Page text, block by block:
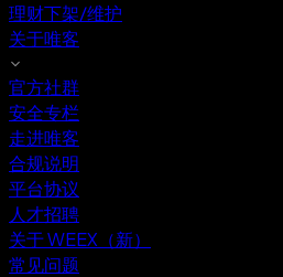
理财下架/维护
关于唯客
官方社群
安全专栏
走进唯客
合规说明
平台协议
人才招聘
关于 WEEX（新）
常见问题